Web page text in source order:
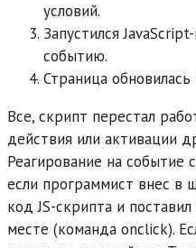
условий.
Запустился
событию.
Страница
Все, скрипт перестал
действия или активации
Реагирование на событие
если программист внес в
код JS-скрипта и
месте (команда onclick).